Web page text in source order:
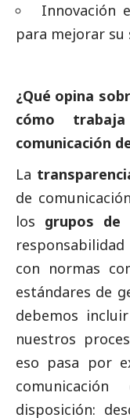
Innovación
para mejorar
¿Qué opina
cómo
comunicación
La
de
los grupos de
con normas
estándares de
debemos
nuestros
eso pasa por
disposición: